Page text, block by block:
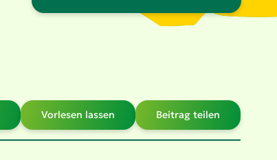
Vorlesen lassen Beitrag teilen